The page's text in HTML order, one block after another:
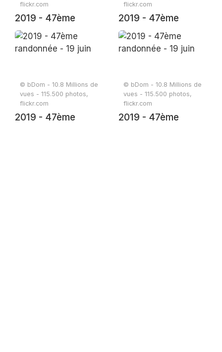
flickr.com
2019 - 47ème
randonnée - 19 juin
flickr.com
2019 - 47ème
randonnée - 19 juin
© bDom - 10.8 Millions de
vues - 115.500 photos,
flickr.com
2019 - 47ème
© bDom - 10.8 Millions de
vues - 115.500 photos,
flickr.com
2019 - 47ème